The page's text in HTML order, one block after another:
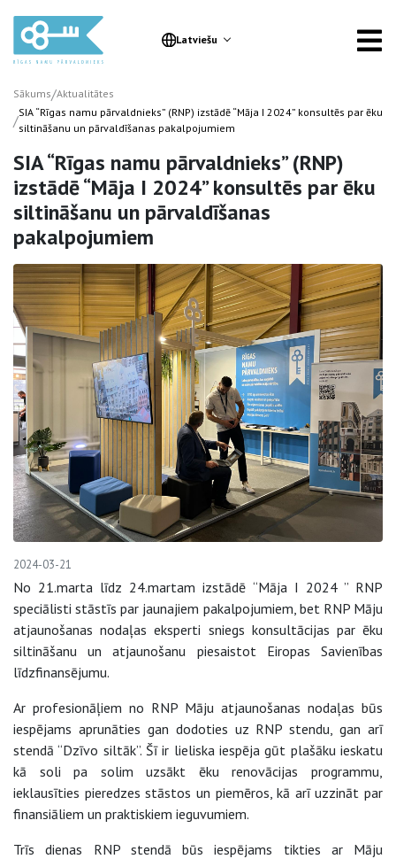
Latviešu
Sākums/Aktualitātes
/SIA “Rīgas namu pārvaldnieks” (RNP) izstādē “Māja I 2024” konsultēs par ēku
siltināšanu un pārvaldīšanas pakalpojumiem
SIA “Rīgas namu pārvaldnieks” (RNP)
izstādē “Māja I 2024” konsultēs par ēku
siltināšanu un pārvaldīšanas
pakalpojumiem
2024-03-21
No 21.marta līdz 24.martam izstādē “Māja I 2024 ” RNP
speciālisti stāstīs par jaunajiem pakalpojumiem, bet RNP Māju
atjaunošanas nodaļas eksperti sniegs konsultācijas par ēku
siltināšanu un atjaunošanu piesaistot Eiropas Savienības
līdzfinansējumu.
Ar profesionāļiem no RNP Māju atjaunošanas nodaļas būs
iespējams aprunāties gan dodoties uz RNP stendu, gan arī
stendā “Dzīvo siltāk”. Šī ir lieliska iespēja gūt plašāku ieskatu
kā soli pa solim uzsākt ēku renovācijas programmu,
ieklausīties pieredzes stāstos un piemēros, kā arī uzzināt par
finansiāliem un praktiskiem ieguvumiem.
Trīs dienas RNP stendā būs iespējams tikties ar Māju